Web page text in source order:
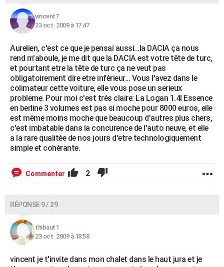
vincent7
23 oct. 2009 à 17:47
Aurelien, c'est ce que je pensai aussi...la DACIA ça nous
rend m'aboule, je me dit que la DACIA est votre tête de turc,
et pourtant etre la tête de turc ça ne veut pas
obligatoirement dire etre infèrieur... Vous l'avez dans le
colimateur cette voiture, elle vous pose un serieux
probleme. Pour moi c'est trés claire: La Logan 1.4l Essence
en berline 3 volumes est pas si moche pour 8000 euros, elle
est mème moins moche que beaucoup d'autres plus chers,
c'est imbatable dans la concurence de l'auto neuve, et elle
a la rare qualitée de nos jours d'etre technologiquement
simple et cohérante.
Commenter 2
RÉPONSE 9 / 29
thibaut1
23 oct. 2009 à 18:58
vincent je t'invite dans mon chalet dans le haut jura et je